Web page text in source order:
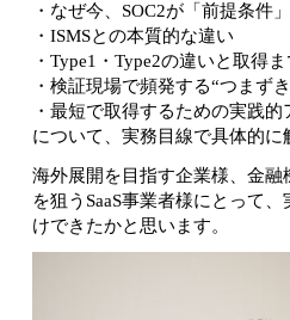
・なぜ今、SOC2が「前提条件
・ISMSとの本質的な違い
・Type1・Type2の違いと取得
・検証現場で頻発する“つまず
・最短で取得するための実践的
について、実務目線で具体的に
海外展開を目指す企業様、金
を狙うSaaS事業者様にとって
けできたかと思います。